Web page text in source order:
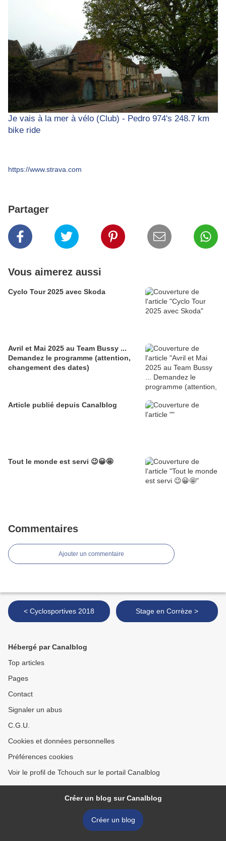
Je vais à la mer à vélo (Club) - Pedro 974's 248.7 km
bike ride
https://www.strava.com
Partager
Vous aimerez aussi
Cyclo Tour 2025 avec Skoda
Avril et Mai 2025 au Team Bussy ...
Demandez le programme (attention,
changement des dates)
Article publié depuis Canalblog
Tout le monde est servi 😉😀🤩
Commentaires
Ajouter un commentaire
< Cyclosportives 2018 Stage en Corrèze >
Hébergé par Canalblog
Top articles
Pages
Contact
Signaler un abus
C.G.U.
Cookies et données personnelles
Préférences cookies
Voir le profil de Tchouch sur le portail Canalblog
Créer un blog sur Canalblog
Créer un blog